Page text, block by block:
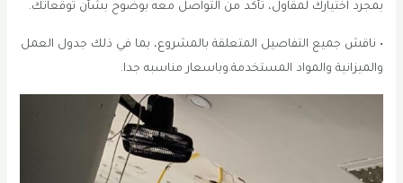
بمجرد اختيارك لمقاول، تأكد من التواصل معه بوضوح بشأن توقعاتك.
• ناقش جميع التفاصيل المتعلقة بالمشروع، بما في ذلك جدول العمل
والميزانية والمواد المستخدمة.وباسعار مناسبه جدا.